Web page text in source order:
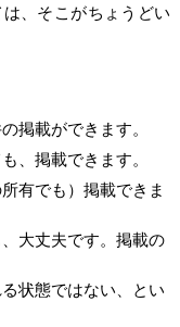
、そこがちょうどい
掲載ができます。
、掲載できます。
有でも）掲載できま
大丈夫です。掲載の
状態ではない、とい